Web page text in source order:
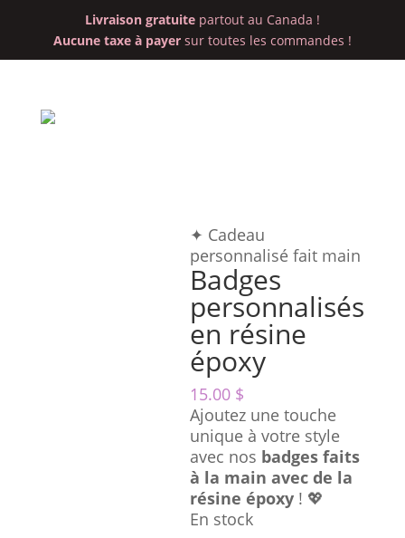
Livraison gratuite partout au Canada !
Aucune taxe à payer sur toutes les commandes !
✦ Cadeau
personnalisé fait main
Badges
personnalisés
en résine
époxy
15.00 $
Ajoutez une touche
unique à votre style
avec nos badges faits
à la main avec de la
résine époxy ! 💖
En stock